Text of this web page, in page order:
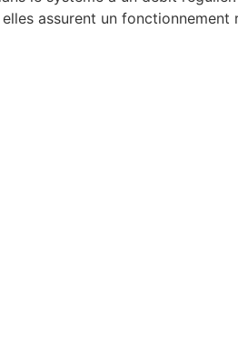
assurent un fonctionnement